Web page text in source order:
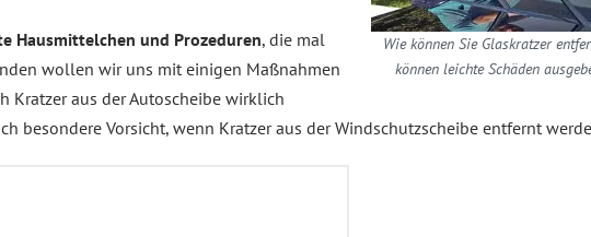
Wie können Sie Glaskratzer
können leichte Schäden
Hausmittelchen und Prozeduren, die mal
wollen wir uns mit einigen Maßnahmen
Kratzer aus der Autoscheibe wirklich
besondere Vorsicht, wenn Kratzer aus der Windschutzscheibe entfernt